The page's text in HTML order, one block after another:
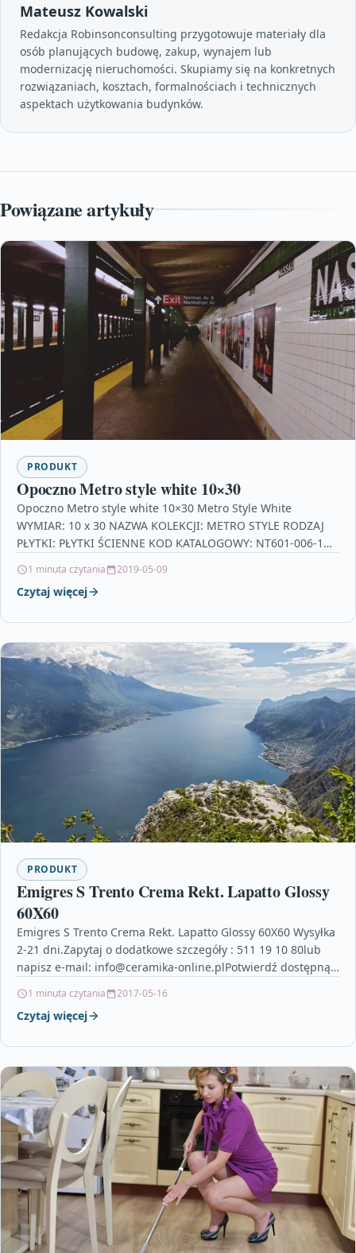
Mateusz Kowalski
Redakcja Robinsonconsulting przygotowuje materiały dla
osób planujących budowę, zakup, wynajem lub
modernizację nieruchomości. Skupiamy się na konkretnych
rozwiązaniach, kosztach, formalnościach i technicznych
aspektach użytkowania budynków.
Powiązane artykuły
PRODUKT
Opoczno Metro style white 10×30
Opoczno Metro style white 10×30 Metro Style White
WYMIAR: 10 x 30 NAZWA KOLEKCJI: METRO STYLE RODZAJ
PŁYTKI: PŁYTKI ŚCIENNE KOD KATALOGOWY: NT601-006-1
1 minuta czytania 2019-05-09
Czytaj więcej
PRODUKT
Emigres S Trento Crema Rekt. Lapatto Glossy
60X60
Emigres S Trento Crema Rekt. Lapatto Glossy 60X60 Wysyłka
2-21 dni.Zapytaj o dodatkowe szczegóły : 511 19 10 80lub
napisz e-mail: info@ceramika-online.plPotwierdź dostępną
1 minuta czytania 2017-05-16
Czytaj więcej